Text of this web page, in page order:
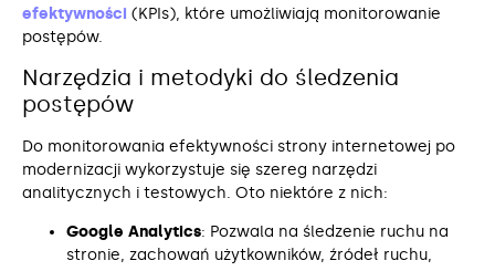
efektywności (KPIs), które umożliwiają monitorowanie
postępów.
Narzędzia i metodyki do śledzenia
postępów
Do monitorowania efektywności strony internetowej po
modernizacji wykorzystuje się szereg narzędzi
analitycznych i testowych. Oto niektóre z nich:
Google Analytics: Pozwala na śledzenie ruchu na
stronie, zachowań użytkowników, źródeł ruchu,